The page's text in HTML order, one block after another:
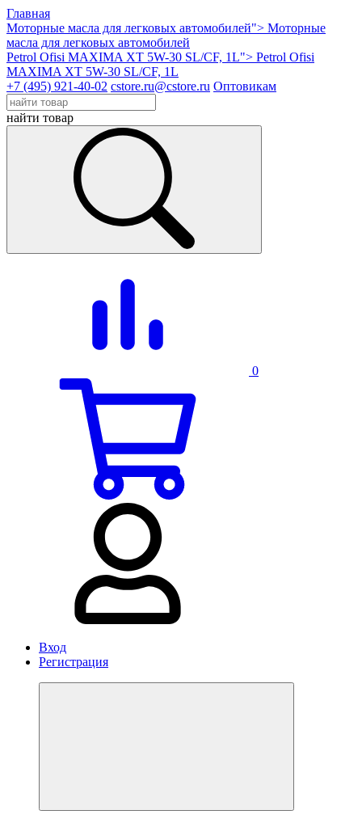
Главная
Моторные масла для легковых автомобилей"> Моторные
масла для легковых автомобилей
Petrol Ofisi MAXIMA XT 5W-30 SL/CF, 1L"> Petrol Ofisi
MAXIMA XT 5W-30 SL/CF, 1L
+7 (495) 921-40-02 cstore.ru@cstore.ru Оптовикам
найти товар
0
Вход
Регистрация